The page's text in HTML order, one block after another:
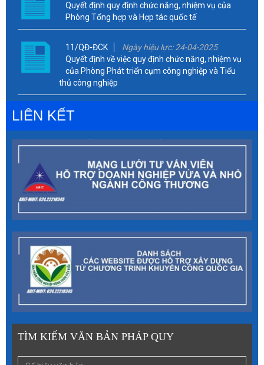
Quyết định quy định chức năng, nhiệm vụ của
Phòng Tổng hợp và Hợp tác quốc tế
11/QĐ-ĐCK
Ngày hiệu lực: 24-04-2025
Quyết định về việc quy định chức năng, nhiệm vụ
của Phòng Phát triển cụm công nghiệp và Tiểu
thủ công nghiệp
LIÊN KẾT
TÌM KIẾM VĂN BẢN PHÁP QUY